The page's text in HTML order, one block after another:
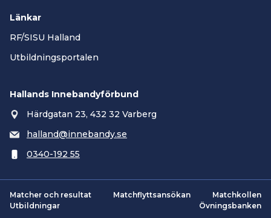
Länkar
RF/SISU Halland
Utbildningsportalen
Hallands Innebandyförbund
Härdgatan 23, 432 32 Varberg
halland@innebandy.se
0340-192 55
Matcher och resultat Matchflyttsansökan
Matchkollen
Utbildningar
Övningsbanken